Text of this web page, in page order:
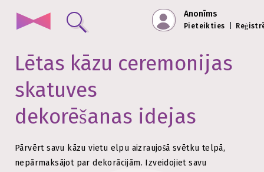
Anonīms
Pieteikties
Lētas kāzu ceremonijas
skatuves
dekorēšanas idejas
Pārvērt savu kāzu vietu elpu aizraujošā svētku telpā,
nepārmaksājot par dekorācijām. Izveidojiet savu